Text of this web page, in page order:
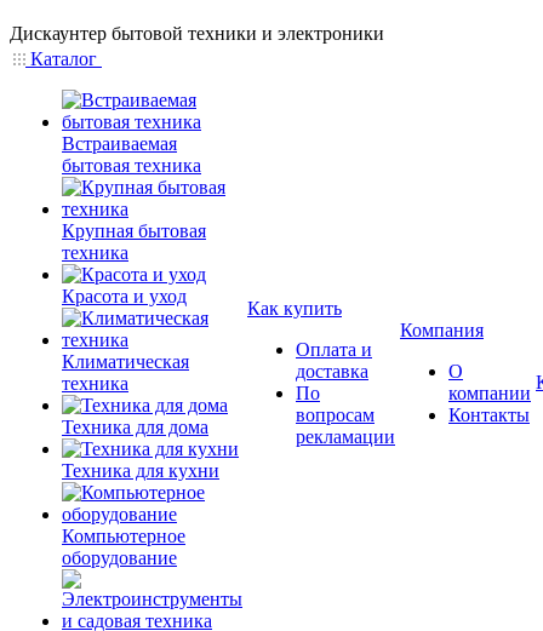
Дискаунтер бытовой техники и электроники
Каталог
Встраиваемая
бытовая техника
Крупная бытовая
техника
Красота и уход
Климатическая
техника
Техника для дома
Техника для кухни
Компьютерное
оборудование
Как купить
Оплата и
доставка
По
вопросам
рекламации
Компания
О
компании
Контакты